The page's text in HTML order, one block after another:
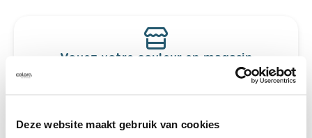
Deze website maakt gebruik van cookies
Voyez votre couleur en magasin
Découvrez des échantillons de votre
votre couleur.